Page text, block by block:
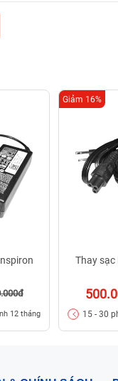
12 tháng
Thay sạc
Giảm 16%
15 - 30